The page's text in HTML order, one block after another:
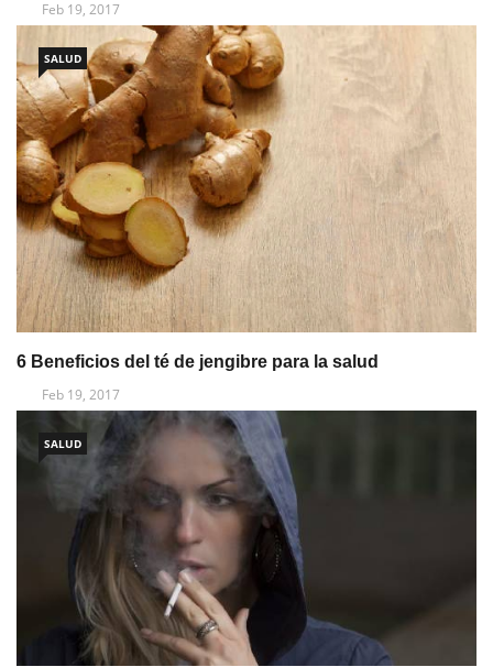
Feb 19, 2017
SALUD
6 Beneficios del té de jengibre para la salud
Feb 19, 2017
SALUD